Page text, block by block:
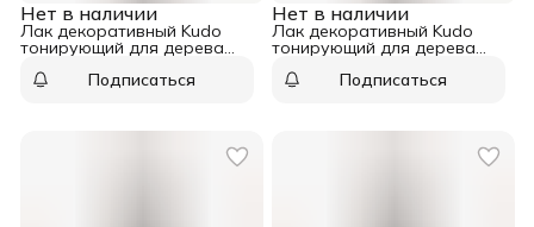
Нет в наличии
Лак декоративный Kudo
тонирующий для дерева
Подписаться
Нет в наличии
Лак декоративный Kudo
тонирующий для дерева
Подписаться